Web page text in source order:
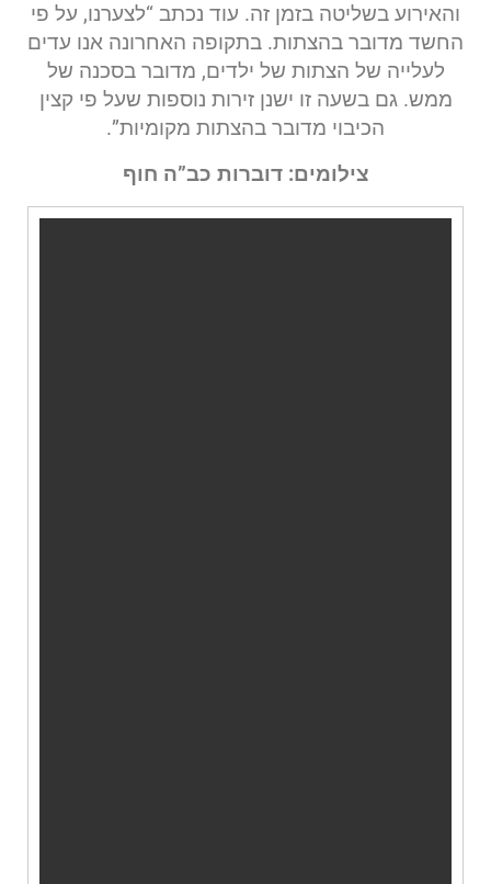
והאירוע בשליטה בזמן זה. עוד נכתב “לצערנו, על פי
החשד מדובר בהצתות. בתקופה האחרונה אנו עדים
לעלייה של הצתות של ילדים, מדובר בסכנה של
ממש. גם בשעה זו ישנן זירות נוספות שעל פי קצין
הכיבוי מדובר בהצתות מקומיות”.
צילומים: דוברות כב”ה חוף